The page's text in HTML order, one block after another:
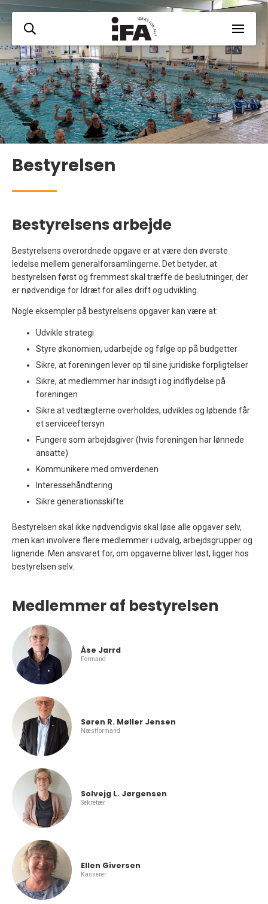
Bestyrelsen
Bestyrelsens arbejde
Bestyrelsens overordnede opgave er at være den øverste
ledelse mellem generalforsamlingerne. Det betyder, at
bestyrelsen først og fremmest skal træffe de beslutninger, der
er nødvendige for Idræt for alles drift og udvikling.
Nogle eksempler på bestyrelsens opgaver kan være at:
Udvikle strategi
Styre økonomien, udarbejde og følge op på budgetter
Sikre, at foreningen lever op til sine juridiske forpligtelser
Sikre, at medlemmer har indsigt i og indflydelse på
foreningen
Sikre at vedtægterne overholdes, udvikles og løbende får
et serviceeftersyn
Fungere som arbejdsgiver (hvis foreningen har lønnede
ansatte)
Kommunikere med omverdenen
Interessehåndtering
Sikre generationsskifte
Bestyrelsen skal ikke nødvendigvis skal løse alle opgaver selv,
men kan involvere flere medlemmer i udvalg, arbejdsgrupper og
lignende. Men ansvaret for, om opgaverne bliver løst, ligger hos
bestyrelsen selv.
Medlemmer af bestyrelsen
Åse Jarrd
Formand
Søren R. Møller Jensen
Næstformand
Solvejg L. Jørgensen
Sekretær
Ellen Giversen
Kasserer